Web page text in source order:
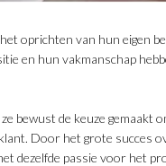
oprichten van hun eigen
en hun vakmanschap
bewust de keuze gemaakt
Door het grote succes
dezelfde passie voor het